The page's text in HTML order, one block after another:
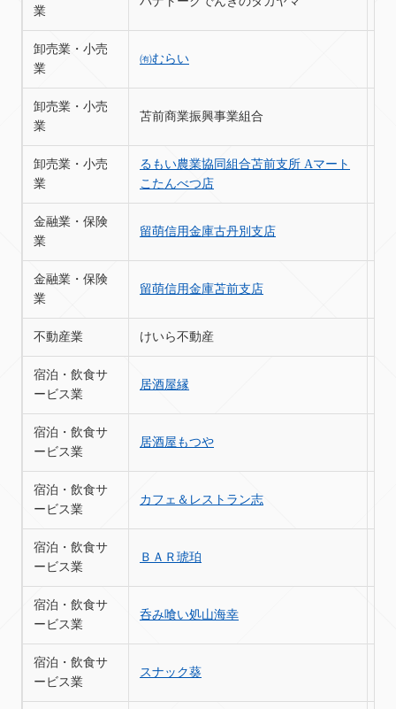
業
卸売業・小売
業
㈲むらい
卸売業・小売
業
苫前商業振興事業組合
卸売業・小売
業
るもい農業協同組合苫前支所 Aマート
こたんべつ店
金融業・保険
業
留萌信用金庫古丹別支店
金融業・保険
業
留萌信用金庫苫前支店
不動産業 けいら不動産
宿泊・飲食サ
ービス業
居酒屋縁
宿泊・飲食サ
ービス業
居酒屋もつや
宿泊・飲食サ
ービス業
カフェ＆レストラン志
宿泊・飲食サ
ービス業
ＢＡＲ琥珀
宿泊・飲食サ
ービス業
呑み喰い処山海幸
宿泊・飲食サ
ービス業
スナック葵